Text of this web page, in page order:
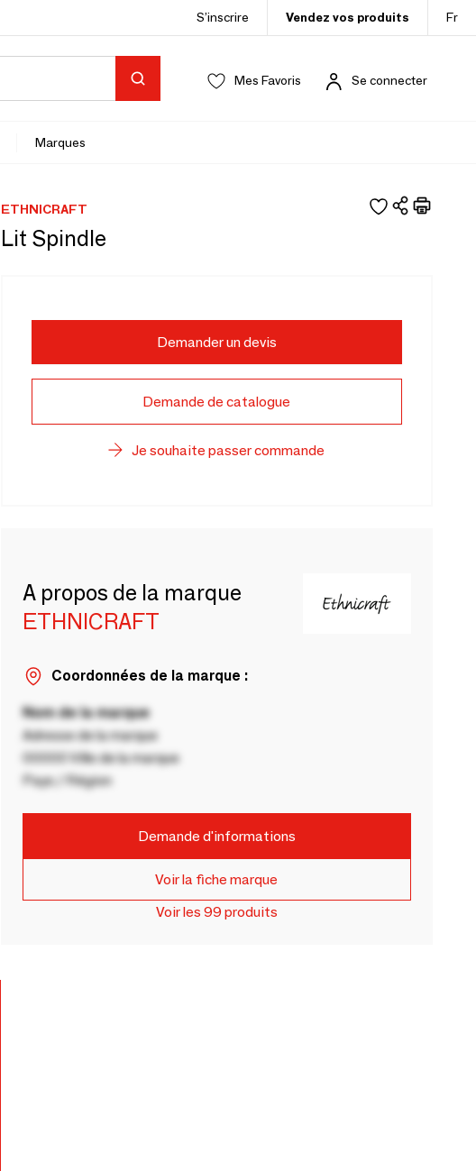
S’inscrire Vendez vos produits Fr
Mes Favoris Se connecter
Marques
ETHNICRAFT
Lit Spindle
Demander un devis
Demande de catalogue
Je souhaite passer commande
A propos de la marque
ETHNICRAFT
Coordonnées de la marque :
Nom de la marque
Adresse de la marque
00000 Ville de la marque
Pays / Région
Demande d'informations
Voir la fiche marque
Voir les 99 produits